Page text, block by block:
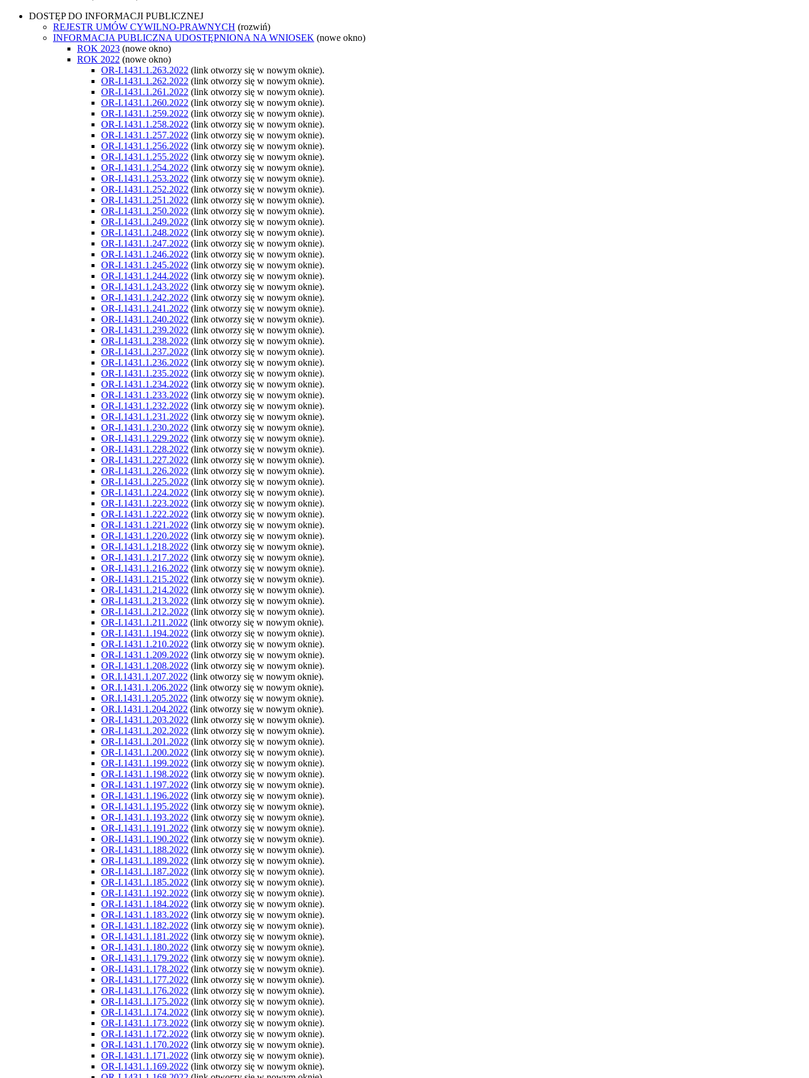
DOSTĘP DO INFORMACJI PUBLICZNEJ
REJESTR UMÓW CYWILNO-PRAWNYCH (rozwiń)
INFORMACJA PUBLICZNA UDOSTĘPNIONA NA WNIOSEK (nowe okno)
ROK 2023 (nowe okno)
ROK 2022 (nowe okno)
OR-I.1431.1.263.2022 (link otworzy się w nowym oknie).
OR-I.1431.1.262.2022 (link otworzy się w nowym oknie).
OR-I.1431.1.261.2022 (link otworzy się w nowym oknie).
OR-I.1431.1.260.2022 (link otworzy się w nowym oknie).
OR-I.1431.1.259.2022 (link otworzy się w nowym oknie).
OR-I.1431.1.258.2022 (link otworzy się w nowym oknie).
OR-I.1431.1.257.2022 (link otworzy się w nowym oknie).
OR-I.1431.1.256.2022 (link otworzy się w nowym oknie).
OR-I.1431.1.255.2022 (link otworzy się w nowym oknie).
OR-I.1431.1.254.2022 (link otworzy się w nowym oknie).
OR-I.1431.1.253.2022 (link otworzy się w nowym oknie).
OR-I.1431.1.252.2022 (link otworzy się w nowym oknie).
OR-I.1431.1.251.2022 (link otworzy się w nowym oknie).
OR-I.1431.1.250.2022 (link otworzy się w nowym oknie).
OR-I.1431.1.249.2022 (link otworzy się w nowym oknie).
OR-I.1431.1.248.2022 (link otworzy się w nowym oknie).
OR-I.1431.1.247.2022 (link otworzy się w nowym oknie).
OR-I.1431.1.246.2022 (link otworzy się w nowym oknie).
OR-I.1431.1.245.2022 (link otworzy się w nowym oknie).
OR-I.1431.1.244.2022 (link otworzy się w nowym oknie).
OR-I.1431.1.243.2022 (link otworzy się w nowym oknie).
OR-I.1431.1.242.2022 (link otworzy się w nowym oknie).
OR-I.1431.1.241.2022 (link otworzy się w nowym oknie).
OR-I.1431.1.240.2022 (link otworzy się w nowym oknie).
OR-I.1431.1.239.2022 (link otworzy się w nowym oknie).
OR-I.1431.1.238.2022 (link otworzy się w nowym oknie).
OR-I.1431.1.237.2022 (link otworzy się w nowym oknie).
OR-I.1431.1.236.2022 (link otworzy się w nowym oknie).
OR-I.1431.1.235.2022 (link otworzy się w nowym oknie).
OR-I.1431.1.234.2022 (link otworzy się w nowym oknie).
OR-I.1431.1.233.2022 (link otworzy się w nowym oknie).
OR-I.1431.1.232.2022 (link otworzy się w nowym oknie).
OR-I.1431.1.231.2022 (link otworzy się w nowym oknie).
OR-I.1431.1.230.2022 (link otworzy się w nowym oknie).
OR-I.1431.1.229.2022 (link otworzy się w nowym oknie).
OR-I.1431.1.228.2022 (link otworzy się w nowym oknie).
OR-I.1431.1.227.2022 (link otworzy się w nowym oknie).
OR-I.1431.1.226.2022 (link otworzy się w nowym oknie).
OR-I.1431.1.225.2022 (link otworzy się w nowym oknie).
OR-I.1431.1.224.2022 (link otworzy się w nowym oknie).
OR-I.1431.1.223.2022 (link otworzy się w nowym oknie).
OR-I.1431.1.222.2022 (link otworzy się w nowym oknie).
OR-I.1431.1.221.2022 (link otworzy się w nowym oknie).
OR-I.1431.1.220.2022 (link otworzy się w nowym oknie).
OR-I.1431.1.218.2022 (link otworzy się w nowym oknie).
OR-I.1431.1.217.2022 (link otworzy się w nowym oknie).
OR-I.1431.1.216.2022 (link otworzy się w nowym oknie).
OR-I.1431.1.215.2022 (link otworzy się w nowym oknie).
OR-I.1431.1.214.2022 (link otworzy się w nowym oknie).
OR-I.1431.1.213.2022 (link otworzy się w nowym oknie).
OR-I.1431.1.212.2022 (link otworzy się w nowym oknie).
OR-I.1431.1.211.2022 (link otworzy się w nowym oknie).
OR-I.1431.1.194.2022 (link otworzy się w nowym oknie).
OR-I.1431.1.210.2022 (link otworzy się w nowym oknie).
OR-I.1431.1.209.2022 (link otworzy się w nowym oknie).
OR-I.1431.1.208.2022 (link otworzy się w nowym oknie).
OR.I.1431.1.207.2022 (link otworzy się w nowym oknie).
OR.I.1431.1.206.2022 (link otworzy się w nowym oknie).
OR.I.1431.1.205.2022 (link otworzy się w nowym oknie).
OR.I.1431.1.204.2022 (link otworzy się w nowym oknie).
OR-I.1431.1.203.2022 (link otworzy się w nowym oknie).
OR-I.1431.1.202.2022 (link otworzy się w nowym oknie).
OR-I.1431.1.201.2022 (link otworzy się w nowym oknie).
OR-I.1431.1.200.2022 (link otworzy się w nowym oknie).
OR-I.1431.1.199.2022 (link otworzy się w nowym oknie).
OR-I.1431.1.198.2022 (link otworzy się w nowym oknie).
OR-I.1431.1.197.2022 (link otworzy się w nowym oknie).
OR-I.1431.1.196.2022 (link otworzy się w nowym oknie).
OR-I.1431.1.195.2022 (link otworzy się w nowym oknie).
OR-I.1431.1.193.2022 (link otworzy się w nowym oknie).
OR-I.1431.1.191.2022 (link otworzy się w nowym oknie).
OR-I.1431.1.190.2022 (link otworzy się w nowym oknie).
OR-I.1431.1.188.2022 (link otworzy się w nowym oknie).
OR-I.1431.1.189.2022 (link otworzy się w nowym oknie).
OR-I.1431.1.187.2022 (link otworzy się w nowym oknie).
OR-I.1431.1.185.2022 (link otworzy się w nowym oknie).
OR-I.1431.1.192.2022 (link otworzy się w nowym oknie).
OR-I.1431.1.184.2022 (link otworzy się w nowym oknie).
OR-I.1431.1.183.2022 (link otworzy się w nowym oknie).
OR-I.1431.1.182.2022 (link otworzy się w nowym oknie).
OR-I.1431.1.181.2022 (link otworzy się w nowym oknie).
OR-I.1431.1.180.2022 (link otworzy się w nowym oknie).
OR-I.1431.1.179.2022 (link otworzy się w nowym oknie).
OR-I.1431.1.178.2022 (link otworzy się w nowym oknie).
OR-I.1431.1.177.2022 (link otworzy się w nowym oknie).
OR-I.1431.1.176.2022 (link otworzy się w nowym oknie).
OR-I.1431.1.175.2022 (link otworzy się w nowym oknie).
OR-I.1431.1.174.2022 (link otworzy się w nowym oknie).
OR-I.1431.1.173.2022 (link otworzy się w nowym oknie).
OR-I.1431.1.172.2022 (link otworzy się w nowym oknie).
OR-I.1431.1.170.2022 (link otworzy się w nowym oknie).
OR-I.1431.1.171.2022 (link otworzy się w nowym oknie).
OR-I.1431.1.169.2022 (link otworzy się w nowym oknie).